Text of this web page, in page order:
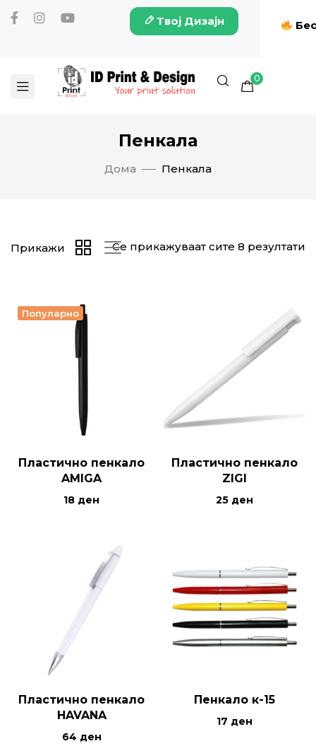
Твој Дизајн
0
Пенкала
Дома Пенкала
Се прикажуваат сите 8 резултати
Прикажи
Популарно
Пластично пенкало
AMIGA
18 ден
Пластично пенкало
ZIGI
25 ден
Пластично пенкало
HAVANA
64 ден
Пенкало к-15
17 ден